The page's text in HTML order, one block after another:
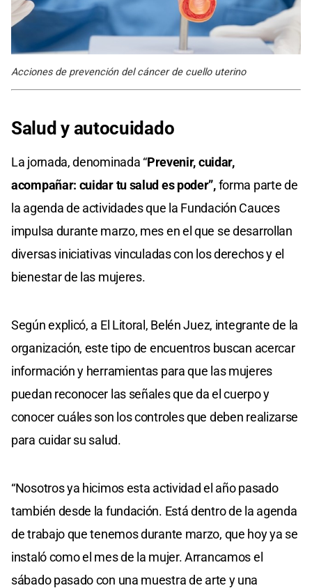
Acciones de prevención del cáncer de cuello uterino
Salud y autocuidado
La jornada, denominada “Prevenir, cuidar,
acompañar: cuidar tu salud es poder”,forma parte de
la agenda de actividades que la Fundación Cauces
impulsa durante marzo, mes en el que se desarrollan
diversas iniciativas vinculadas con los derechos y el
bienestar de las mujeres.
Según explicó, a El Litoral, Belén Juez, integrante de la
organización, este tipo de encuentros buscan acercar
información y herramientas para que las mujeres
puedan reconocer las señales que da el cuerpo y
conocer cuáles son los controles que deben realizarse
para cuidar su salud.
“Nosotros ya hicimos esta actividad el año pasado
también desde la fundación. Está dentro de la agenda
de trabajo que tenemos durante marzo, que hoy ya se
instaló como el mes de la mujer. Arrancamos el
sábado pasado con una muestra de arte y una